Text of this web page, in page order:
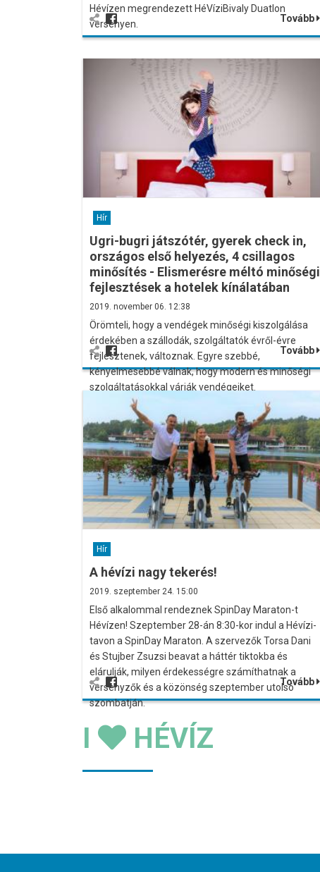
Hévízen megrendezett HéVíziBivaly Duatlon
versenyen.
Tovább
Hír
Ugri-bugri játszótér, gyerek check in,
országos első helyezés, 4 csillagos
minősítés - Elismerésre méltó minőségi
fejlesztések a hotelek kínálatában
2019. november 06. 12:38
Örömteli, hogy a vendégek minőségi kiszolgálása
érdekében a szállodák, szolgáltatók évről-évre
fejlesztenek, változnak. Egyre szebbé,
kényelmesebbé válnak, hogy modern és minőségi
szolgáltatásokkal várják vendégeiket.
Tovább
Hír
A hévízi nagy tekerés!
2019. szeptember 24. 15:00
Első alkalommal rendeznek SpinDay Maraton-t
Hévízen! Szeptember 28-án 8:30-kor indul a Hévízi-
tavon a SpinDay Maraton. A szervezők Torsa Dani
és Stujber Zsuzsi beavat a háttér tiktokba és
elárulják, milyen érdekességre számíthatnak a
versenyzők és a közönség szeptember utolsó
szombatján.
Tovább
I HÉVÍZ